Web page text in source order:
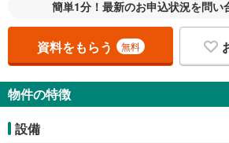
簡単1分！最新のお申込状況を問い
資料をもらう 無料
物件の特徴
設備